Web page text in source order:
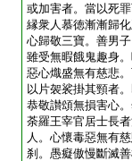
或加害者。當以死
縁衆人慕徳漸漸歸
心歸敬三寶。善男
雖受無暇餓鬼趣身
惡心熾盛無有慈悲
以片袈裟掛其頸者
恭敬讃頌無損害心
荼羅王宰官居士長
人。心懷毒惡無有
刹。愚癡傲慢斷滅